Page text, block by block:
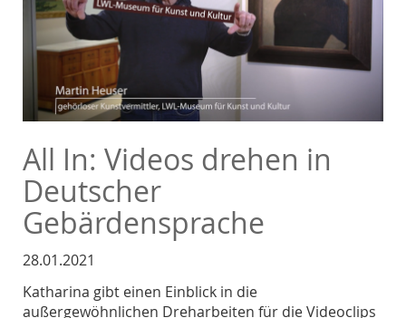
All In: Videos drehen in
Deutscher
Gebärdensprache
28.01.2021
Katharina gibt einen Einblick in die
außergewöhnlichen Dreharbeiten für die Videoclips